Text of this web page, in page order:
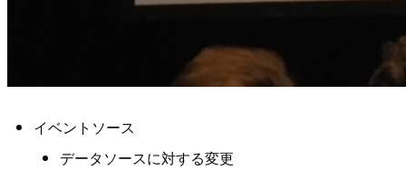
イベントソース
データソースに対する変更